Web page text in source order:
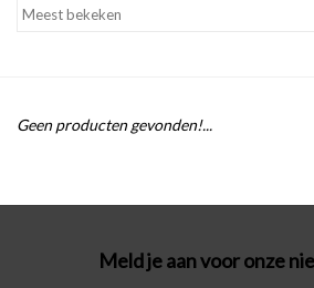
Nachtmode
Badmode
Lingerie-accessoires
Geen producten gevonden!...
Meld je aan voor onze